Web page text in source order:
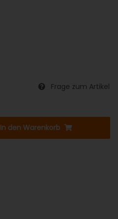
Frage zum Artikel
In den Warenkorb